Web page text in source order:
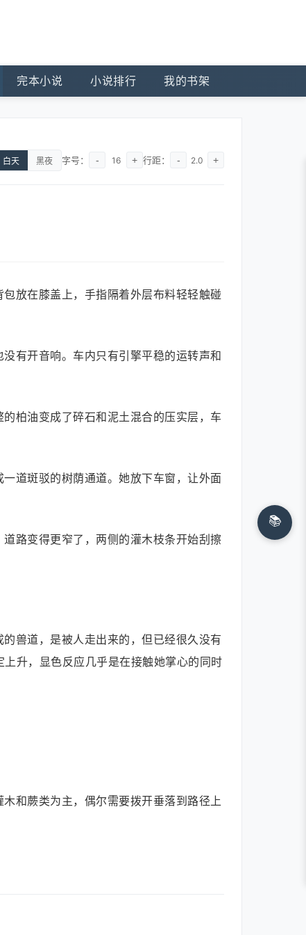
完本小说 小说排行 我的书架
白天 黑夜 字号： - 16 + 行距： - 2.0 +
放在膝盖上，手指隔着外层布料轻轻触碰
有开音响。车内只有引擎平稳的运转声和
柏油变成了碎石和泥土混合的压实层，车
道斑驳的树荫通道。她放下车窗，让外面
路变得更窄了，两侧的灌木枝条开始刮擦
兽道，是被人走出来的，但已经很久没有
升，显色反应几乎是在接触她掌心的同时
和蕨类为主，偶尔需要拨开垂落到路径上
📚